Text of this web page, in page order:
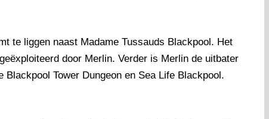
te liggen naast Madame Tussauds Blackpool. Het
door Merlin. Verder is Merlin de uitbater
Blackpool Tower Dungeon en Sea Life Blackpool.